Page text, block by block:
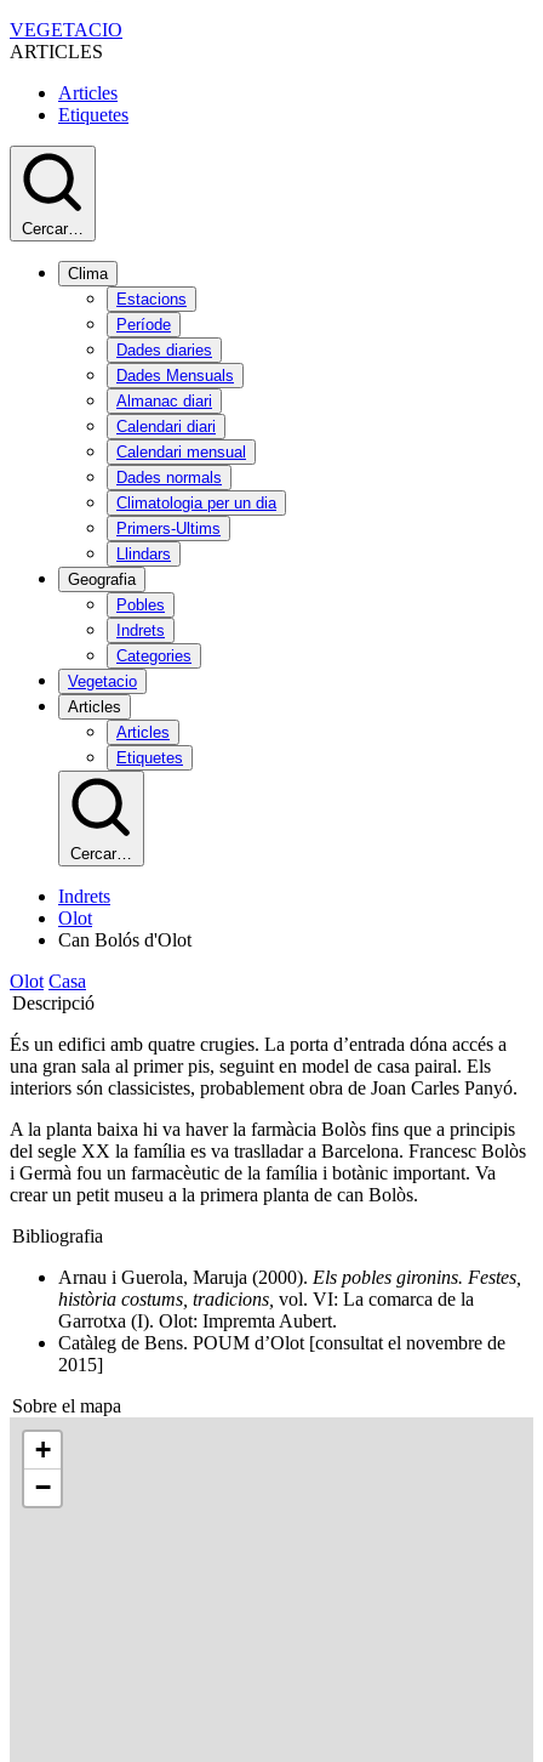
VEGETACIO
ARTICLES
Articles
Etiquetes
Cercar…
Clima
Estacions
Període
Dades diaries
Dades Mensuals
Almanac diari
Calendari diari
Calendari mensual
Dades normals
Climatologia per un dia
Primers-Ultims
Llindars
Geografia
Pobles
Indrets
Categories
Vegetacio
Articles
Articles
Etiquetes
Cercar…
Indrets
Olot
Can Bolós d'Olot
Olot Casa
Descripció
És un edifici amb quatre crugies. La porta d’entrada dóna accés a
una gran sala al primer pis, seguint en model de casa pairal. Els
interiors són classicistes, probablement obra de Joan Carles Panyó.
A la planta baixa hi va haver la farmàcia Bolòs fins que a principis
del segle XX la família es va traslladar a Barcelona. Francesc Bolòs
i Germà fou un farmacèutic de la família i botànic important. Va
crear un petit museu a la primera planta de can Bolòs.
Bibliografia
Arnau i Guerola, Maruja (2000). Els pobles gironins. Festes,
història costums, tradicions, vol. VI: La comarca de la
Garrotxa (I). Olot: Impremta Aubert.
Catàleg de Bens. POUM d’Olot [consultat el novembre de
2015]
Sobre el mapa
+
−